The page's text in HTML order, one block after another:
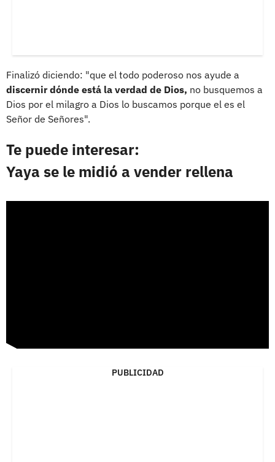
Finalizó diciendo: "que el todo poderoso nos ayude a
discernir dónde está la verdad de Dios, no busquemos a
Dios por el milagro a Dios lo buscamos porque el es el
Señor de Señores".
Te puede interesar:
Yaya se le midió a vender rellena
PUBLICIDAD